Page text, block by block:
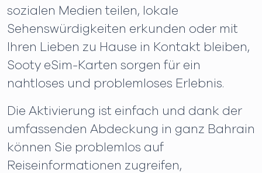
sozialen Medien teilen, lokale
Sehenswürdigkeiten erkunden oder mit
Ihren Lieben zu Hause in Kontakt bleiben,
Sooty eSim-Karten sorgen für ein
nahtloses und problemloses Erlebnis.
Die Aktivierung ist einfach und dank der
umfassenden Abdeckung in ganz Bahrain
können Sie problemlos auf
Reiseinformationen zugreifen,